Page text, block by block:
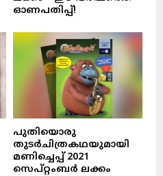
ഓണപതിപ്പ്!
പുതിയൊരു
തുടർചിത്രകഥയുമായി
മണിച്ചെപ്പ് 2021
സെപ്റ്റംബർ ലക്കം